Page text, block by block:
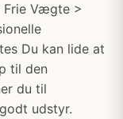
Frie Vægte >
Du kan lide at
til den
du til
udstyr.